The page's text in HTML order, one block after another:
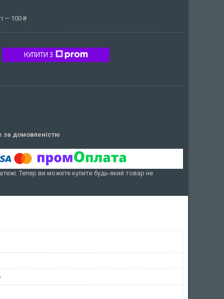
— 100 ₴
КУПИТИ З
за домовленістю
Тепер ви можете купити будь-який товар не